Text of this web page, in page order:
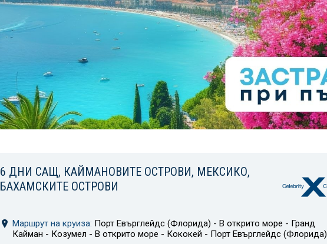
6 ДНИ САЩ, КАЙМАНОВИТЕ ОСТРОВИ, МЕКСИКО,
БАХАМСКИТЕ ОСТРОВИ
Маршрут на круиза: Порт Евърглейдс (Флорида) - В открито море - Гранд
Кайман - Козумел - В открито море - Кококей - Порт Евърглейдс (Флорида)